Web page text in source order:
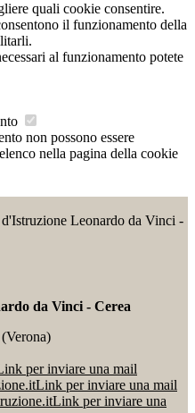
quali cookie consentire.
il funzionamento della
al funzionamento potete
non possono essere
nella pagina della cookie
Leonardo da Vinci -
da Vinci - Cerea
per inviare una mail
Link per inviare una mail
Link per inviare una